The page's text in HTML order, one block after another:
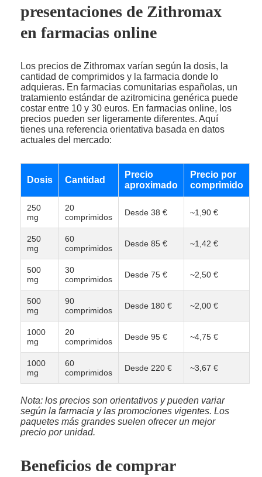
presentaciones de Zithromax
en farmacias online
Los precios de Zithromax varían según la dosis, la
cantidad de comprimidos y la farmacia donde lo
adquieras. En farmacias comunitarias españolas, un
tratamiento estándar de azitromicina genérica puede
costar entre 10 y 30 euros. En farmacias online, los
precios pueden ser ligeramente diferentes. Aquí
tienes una referencia orientativa basada en datos
actuales del mercado:
Dosis Cantidad
Precio
aproximado
Precio por
comprimido
250
mg
20
comprimidos
Desde 38 € ~1,90 €
250
mg
60
comprimidos
Desde 85 € ~1,42 €
500
mg
30
comprimidos
Desde 75 € ~2,50 €
500
mg
90
comprimidos
Desde 180 € ~2,00 €
1000
mg
20
comprimidos
Desde 95 € ~4,75 €
1000
mg
60
comprimidos
Desde 220 € ~3,67 €
Nota: los precios son orientativos y pueden variar
según la farmacia y las promociones vigentes. Los
paquetes más grandes suelen ofrecer un mejor
precio por unidad.
Beneficios de comprar